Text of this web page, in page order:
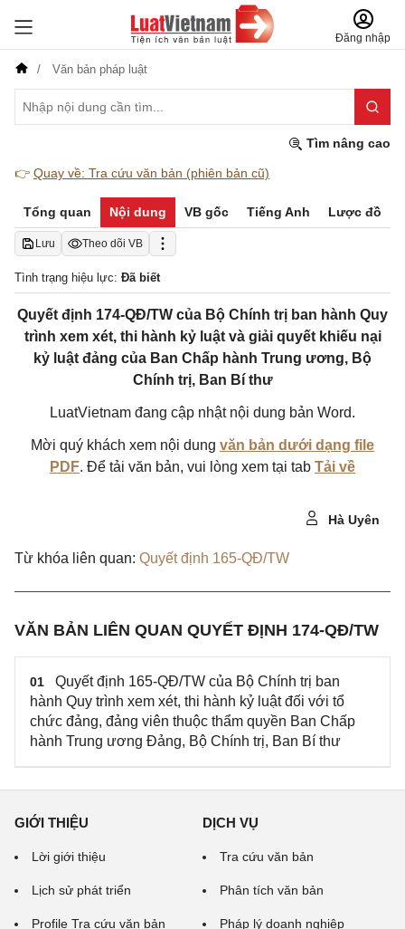
Đăng nhập
Văn bản pháp luật
Tìm nâng cao
👉 Quay về: Tra cứu văn bản (phiên bản cũ)
Tổng quan Nội dung VB gốc Tiếng Anh Lược đồ
Lưu Theo dõi VB
Tình trạng hiệu lực: Đã biết
Quyết định 174-QĐ/TW của Bộ Chính trị ban hành Quy
trình xem xét, thi hành kỷ luật và giải quyết khiếu nại
kỷ luật đảng của Ban Chấp hành Trung ương, Bộ
Chính trị, Ban Bí thư
LuatVietnam đang cập nhật nội dung bản Word.
Mời quý khách xem nội dung văn bản dưới dạng file
PDF. Để tải văn bản, vui lòng xem tại tab Tải về
Hà Uyên
Từ khóa liên quan: Quyết định 165-QĐ/TW
VĂN BẢN LIÊN QUAN QUYẾT ĐỊNH 174-QĐ/TW
01
Quyết định 165-QĐ/TW của Bộ Chính trị ban
hành Quy trình xem xét, thi hành kỷ luật đối với tổ
chức đảng, đảng viên thuộc thẩm quyền Ban Chấp
hành Trung ương Đảng, Bộ Chính trị, Ban Bí thư
GIỚI THIỆU
Lời giới thiệu
Lịch sử phát triển
Profile Tra cứu văn bản
DỊCH VỤ
Tra cứu văn bản
Phân tích văn bản
Pháp lý doanh nghiệp